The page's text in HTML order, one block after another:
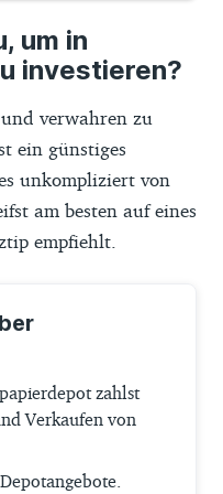
um in
investieren?
verwahren zu
ein günstiges
unkompliziert von
am besten auf eines
empfiehlt.
zahlst
Verkaufen von